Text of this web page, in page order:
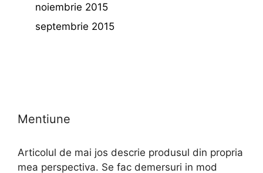
noiembrie 2015
septembrie 2015
Mentiune
Articolul de mai jos descrie produsul din propria
mea perspectiva. Se fac demersuri in mod